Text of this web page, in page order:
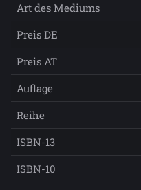
Art des Mediums
Preis DE
Preis AT
Auflage
Reihe
ISBN-13
ISBN-10